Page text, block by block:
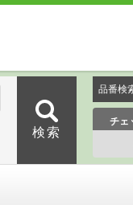
品番検
チェ